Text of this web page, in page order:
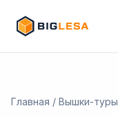
Главная / Вышки-туры